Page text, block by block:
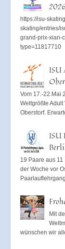
https://isu-
skating/entries/
grand-prix-xian-
type=11817710
ISU
Vom 17.-22.Mai
Weltgrößte Adult
Oberstorf.
ISU
19 Paare aus
der Woche vor
Mit
wünschen wir